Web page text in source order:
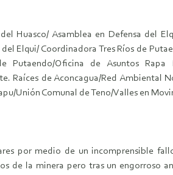
Huasco/ Asamblea en Defensa del
Elqui/ Coordinadora Tres Ríos de
Oficina de Asuntos Rapa
Raíces de Aconcagua/Red Ambiental
Unión Comunal de Teno/Valles en
por medio de un incomprensible
de la minera pero tras un engorroso